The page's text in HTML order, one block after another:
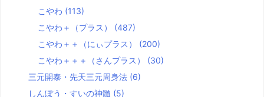
こやわ (113)
こやわ＋（プラス） (487)
こやわ＋＋（にぃプラス） (200)
こやわ＋＋＋（さんプラス） (30)
三元開泰・先天三元周身法 (6)
しんぽう・すいの神髄 (5)